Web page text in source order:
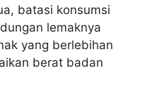
batasi konsumsi
lemaknya
yang berlebihan
berat badan